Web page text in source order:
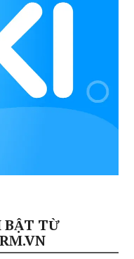
BẬT TỪ